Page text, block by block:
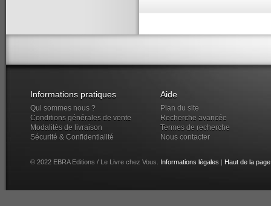
Informations pratiques
Qui sommes nous ?
Conditions générales de vente
Modalités de livraison
Sécurité & Confidentialité
Aide
Plan du site
Recherche avancée
Termes de recherche
Nous contacter
© 2022 EBRA Editions / Le Livre chez Vous. Informations légales Haut de la page